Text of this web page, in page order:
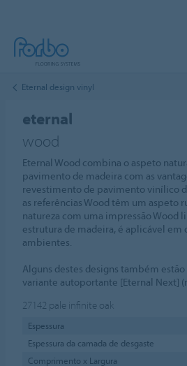
Eternal design vinyl
eternal
wood
Eternal Wood combina o aspeto
pavimento de madeira com as
revestimento de pavimento vinílico
as referências Wood têm um aspeto
natureza com uma impressão Wood
estrutura de madeira, é aplicável em
ambientes.
Alguns destes designs também
variante autoportante [Eternal Next]
27142 pale infinite oak
Espessura
Espessura da camada de desgaste
Comprimento x Largura